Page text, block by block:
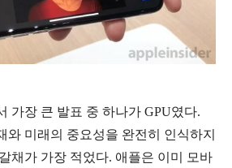
가장 큰 발표 중 하나가 GPU였다.
와 미래의 중요성을 완전히 인식하지
채가 가장 적었다. 애플은 이미 모바